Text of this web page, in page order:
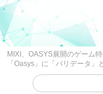
MIXI、OASYS展開のゲーム
「Oasys」に「バリデータ」